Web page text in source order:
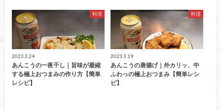
料理
2023.3.24
あんこうの一夜干し｜旨味が凝縮
する極上おつまみの作り方【簡単
レシピ】
料理
2023.3.19
あんこうの唐揚げ｜外カリッ、中
ふわっの極上おつまみ【簡単レシ
ピ】